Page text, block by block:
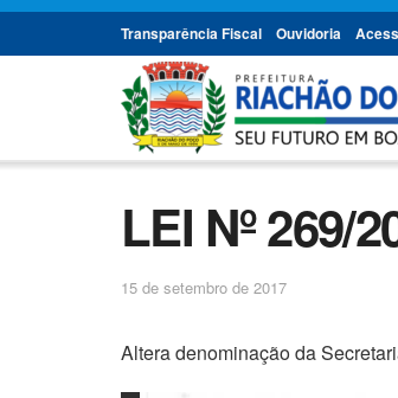
Transparência Fiscal Ouvidoria
LEI Nº 269/
15 de setembro de 2017
Altera denominação da